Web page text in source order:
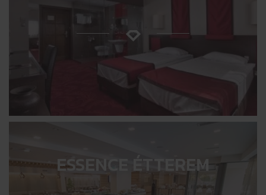
ESSENCE ÉTTEREM